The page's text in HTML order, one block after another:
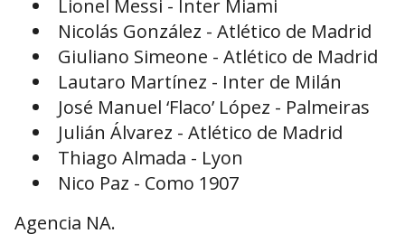
Lionel Messi - Inter Miami
Nicolás González - Atlético de Madrid
Giuliano Simeone - Atlético de Madrid
Lautaro Martínez - Inter de Milán
José Manuel ‘Flaco’ López - Palmeiras
Julián Álvarez - Atlético de Madrid
Thiago Almada - Lyon
Nico Paz - Como 1907
Agencia NA.